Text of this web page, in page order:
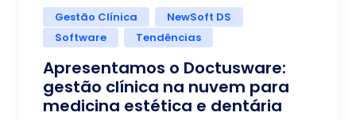
Gestão Clínica
NewSoft DS
Software
Tendências
Apresentamos o Doctusware:
gestão clínica na nuvem para
medicina estética e dentária